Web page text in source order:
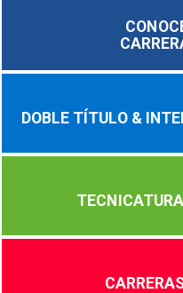
DOBLE TÍTULO &